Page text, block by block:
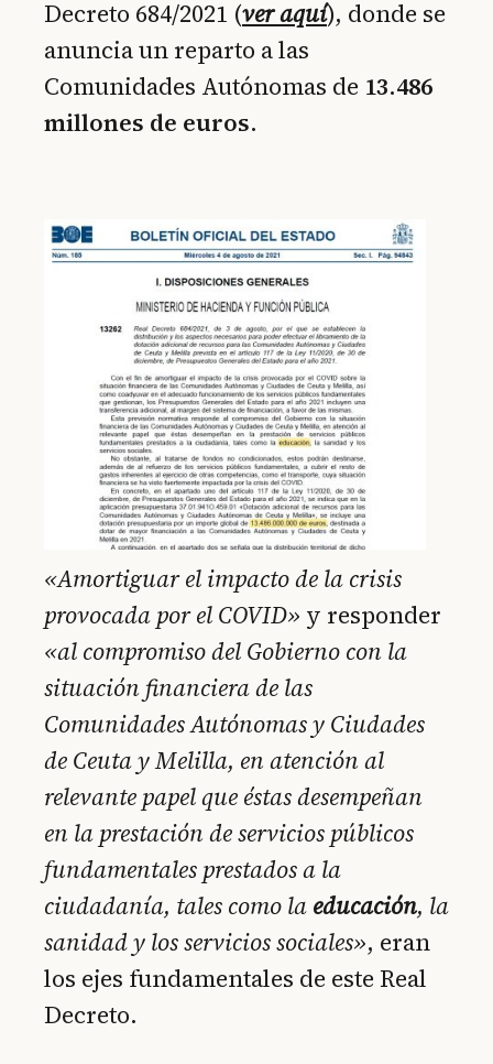
Decreto 684/2021 (ver aquí), donde se
anuncia un reparto a las
Comunidades Autónomas de 13.486
millones de euros.
«Amortiguar el impacto de la crisis
provocada por el COVID» y responder
«al compromiso del Gobierno con la
situación financiera de las
Comunidades Autónomas y Ciudades
de Ceuta y Melilla, en atención al
relevante papel que éstas desempeñan
en la prestación de servicios públicos
fundamentales prestados a la
ciudadanía, tales como la educación, la
sanidad y los servicios sociales», eran
los ejes fundamentales de este Real
Decreto.